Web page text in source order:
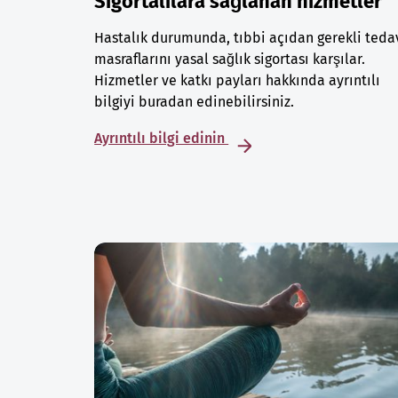
Hastalık durumunda, tıbbi açıdan gerekli
masraflarını yasal sağlık sigortası karşılar.
Hizmetler ve katkı payları hakkında ayrıntılı
bilgiyi buradan edinebilirsiniz.
Ayrıntılı bilgi edinin